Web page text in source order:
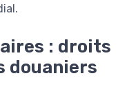
: droits
douaniers